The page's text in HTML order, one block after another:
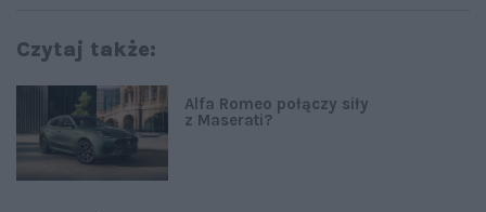
Czytaj także:
Alfa Romeo połączy siły
z Maserati?